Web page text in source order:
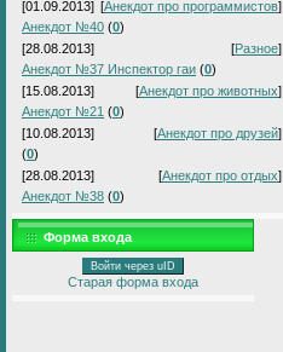
[01.09.2013] [Анекдот про программистов]
Анекдот №40 (0)
[28.08.2013]
[Разное]
Анекдот №37 Инспектор гаи (0)
[15.08.2013]
[Анекдот про животных]
Анекдот №21 (0)
[10.08.2013]
[Анекдот про друзей]
(0)
[28.08.2013]
[Анекдот про отдых]
Анекдот №38 (0)
Форма входа
Войти через uID
Старая форма входа